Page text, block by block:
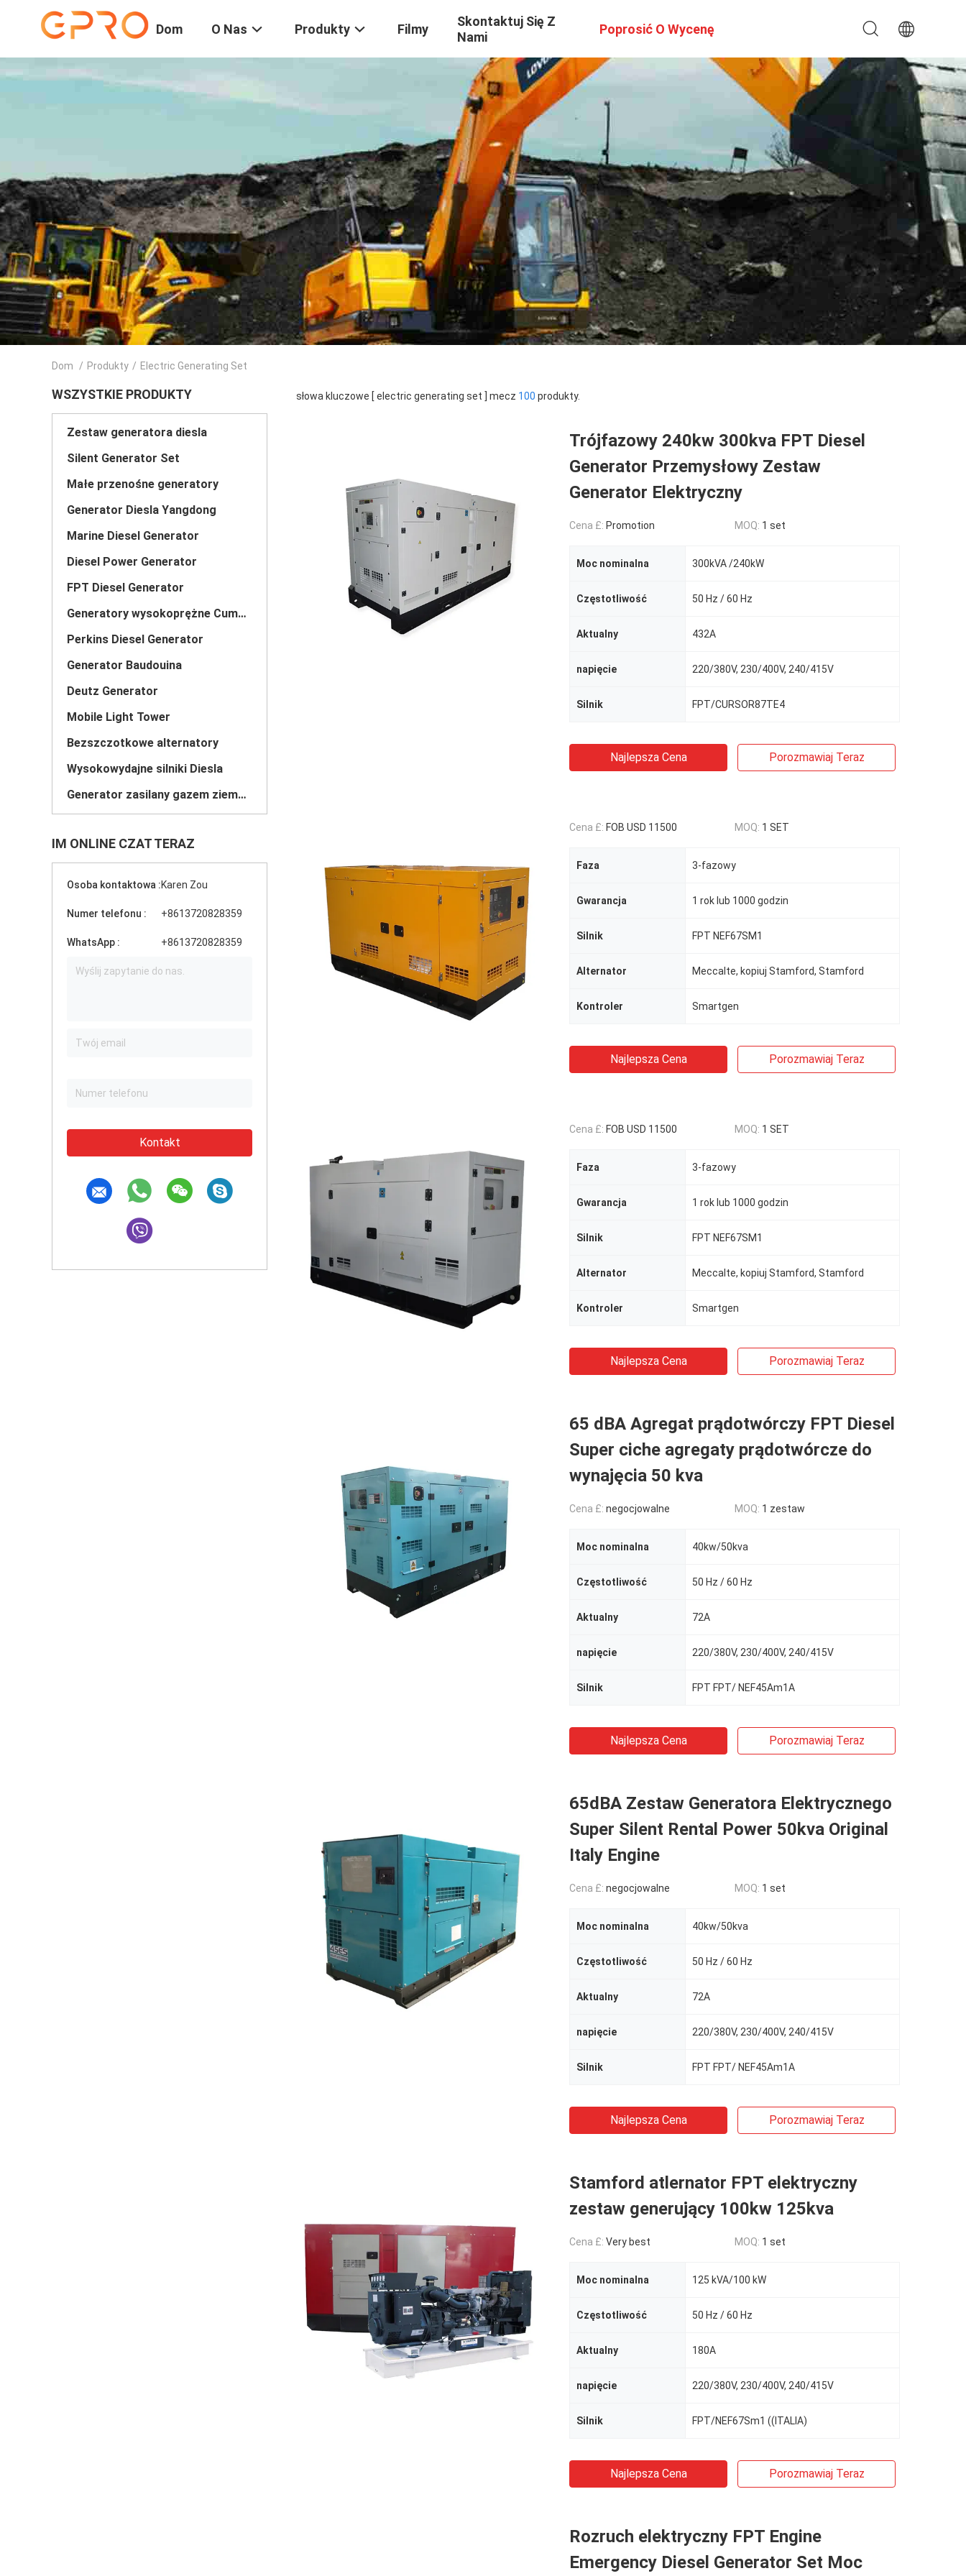
Dom O Nas Produkty Filmy
Skontaktuj Się Z
Nami
Poprosić O Wycenę
Dom / Produkty / Electric Generating Set
WSZYSTKIE PRODUKTY
Zestaw generatora diesla
Silent Generator Set
Małe przenośne generatory
Generator Diesla Yangdong
Marine Diesel Generator
Diesel Power Generator
FPT Diesel Generator
Generatory wysokoprężne Cummins
Perkins Diesel Generator
Generator Baudouina
Deutz Generator
Mobile Light Tower
Bezszczotkowe alternatory
Wysokowydajne silniki Diesla
Generator zasilany gazem ziemnym
IM ONLINE CZAT TERAZ
Osoba kontaktowa :Karen Zou
Numer telefonu : +8613720828359
WhatsApp : +8613720828359
Kontakt
słowa kluczowe [ electric generating set ] mecz 100 produkty.
Trójfazowy 240kw 300kva FPT Diesel
Generator Przemysłowy Zestaw
Generator Elektryczny
Cena £: Promotion MOQ: 1 set
Moc nominalna 300kVA /240kW
Częstotliwość 50 Hz / 60 Hz
Aktualny 432A
napięcie 220/380V, 230/400V, 240/415V
Silnik FPT/CURSOR87TE4
Najlepsza Cena Porozmawiaj Teraz
Cena £: FOB USD 11500 MOQ: 1 SET
Faza 3-fazowy
Gwarancja 1 rok lub 1000 godzin
Silnik FPT NEF67SM1
Alternator Meccalte, kopiuj Stamford, Stamford
Kontroler Smartgen
Najlepsza Cena Porozmawiaj Teraz
Cena £: FOB USD 11500 MOQ: 1 SET
Faza 3-fazowy
Gwarancja 1 rok lub 1000 godzin
Silnik FPT NEF67SM1
Alternator Meccalte, kopiuj Stamford, Stamford
Kontroler Smartgen
Najlepsza Cena Porozmawiaj Teraz
65 dBA Agregat prądotwórczy FPT Diesel
Super ciche agregaty prądotwórcze do
wynajęcia 50 kva
Cena £: negocjowalne MOQ: 1 zestaw
Moc nominalna 40kw/50kva
Częstotliwość 50 Hz / 60 Hz
Aktualny 72A
napięcie 220/380V, 230/400V, 240/415V
Silnik FPT FPT/ NEF45Am1A
Najlepsza Cena Porozmawiaj Teraz
65dBA Zestaw Generatora Elektrycznego
Super Silent Rental Power 50kva Original
Italy Engine
Cena £: negocjowalne MOQ: 1 set
Moc nominalna 40kw/50kva
Częstotliwość 50 Hz / 60 Hz
Aktualny 72A
napięcie 220/380V, 230/400V, 240/415V
Silnik FPT FPT/ NEF45Am1A
Najlepsza Cena Porozmawiaj Teraz
Stamford atlernator FPT elektryczny
zestaw generujący 100kw 125kva
Cena £: Very best MOQ: 1 set
Moc nominalna 125 kVA/100 kW
Częstotliwość 50 Hz / 60 Hz
Aktualny 180A
napięcie 220/380V, 230/400V, 240/415V
Silnik FPT/NEF67Sm1 ((ITALIA)
Najlepsza Cena Porozmawiaj Teraz
Rozruch elektryczny FPT Engine
Emergency Diesel Generator Set Moc